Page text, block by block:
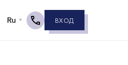
ВХОД